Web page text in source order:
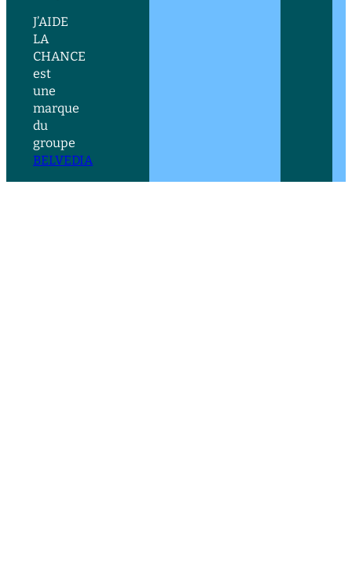
J’AIDE
LA
CHANCE
est
une
marque
du
groupe
BELVEDIA